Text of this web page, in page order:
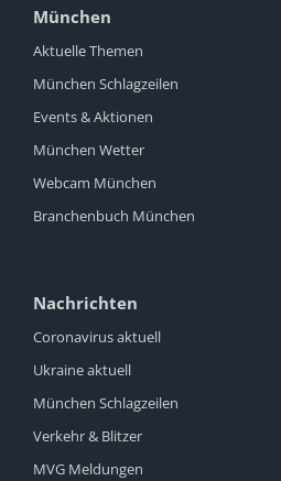
München
Aktuelle Themen
München Schlagzeilen
Events & Aktionen
München Wetter
Webcam München
Branchenbuch München
Nachrichten
Coronavirus aktuell
Ukraine aktuell
München Schlagzeilen
Verkehr & Blitzer
MVG Meldungen